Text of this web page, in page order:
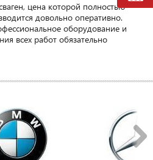
цена которой полностью
довольно оперативно.
оборудование и
всех работ обязательно